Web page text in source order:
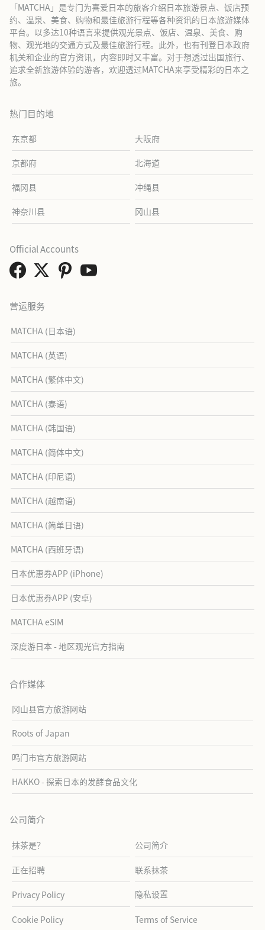
「MATCHA」是专门为喜爱日本的旅客介绍日本旅游景点、饭店预
约、温泉、美食、购物和最佳旅游行程等各种资讯的日本旅游媒体
平台。以多达10种语言来提供观光景点、饭店、温泉、美食、购
物、观光地的交通方式及最佳旅游行程。此外，也有刊登日本政府
机关和企业的官方资讯，内容即时又丰富。对于想透过出国旅行、
追求全新旅游体验的游客，欢迎透过MATCHA来享受精彩的日本之
旅。
热门目的地
东京都 大阪府
京都府 北海道
福冈县 冲绳县
神奈川县 冈山县
营运服务
MATCHA (日本语)
MATCHA (英语)
MATCHA (繁体中文)
MATCHA (泰语)
MATCHA (韩国语)
MATCHA (简体中文)
MATCHA (印尼语)
MATCHA (越南语)
MATCHA (简单日语)
MATCHA (西班牙语)
日本优惠券APP (iPhone)
日本优惠券APP (安卓)
MATCHA eSIM
深度游日本 - 地区观光官方指南
合作媒体
冈山县官方旅游网站
Roots of Japan
鸣门市官方旅游网站
HAKKO - 探索日本的发酵食品文化
公司简介
抹茶是？ 公司简介
正在招聘 联系抹茶
Privacy Policy 隐私设置
Cookie Policy Terms of Service
Official Accounts